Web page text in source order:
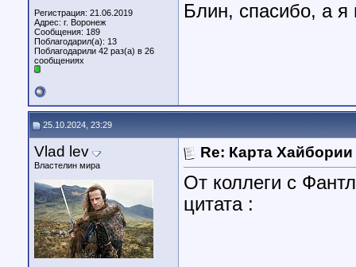
Регистрация: 21.06.2019
Адрес: г. Воронеж
Сообщения: 189
Поблагодарил(а): 13
Поблагодарили 42 раз(а) в 26
сообщениях
Блин, спасибо, а
25.10.2024, 23:29
Vlad lev
Властелин мира
Re: Карта Хайбории
От коллеги с
цитата :